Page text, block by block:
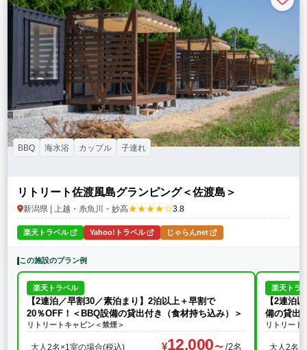
リトリート佐渡風島グランピング＜佐渡島＞
新潟県 | 上越・糸魚川・妙高★★★★☆3.8
BBQ 海水浴 カップル 子連れ
楽天トラベル Yahoo!トラベル じゃらんnet
この施設のプラン例
楽天トラベル
【2連泊／早割30／素泊まり】2泊以上＋早割で
20％OFF！＜BBQ設備の貸出付き（食材持ち込み）＞
リトリートキャビン＜禁煙＞
大人2名×1室の場合(税込) 12,000 /2名
楽天トラ
【2連泊
備の貸出
リトリート
大人2名